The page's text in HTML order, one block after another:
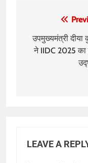
navigation
उपमुख्यमंत्री दीया
ने IIDC 2025 का
LEAVE A